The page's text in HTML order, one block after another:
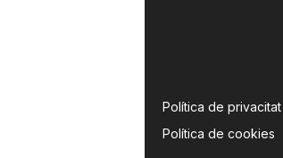
Política de privacitat
Política de cookies